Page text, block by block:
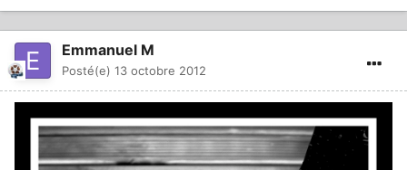
Emmanuel M
Posté(e) 13 octobre 2012